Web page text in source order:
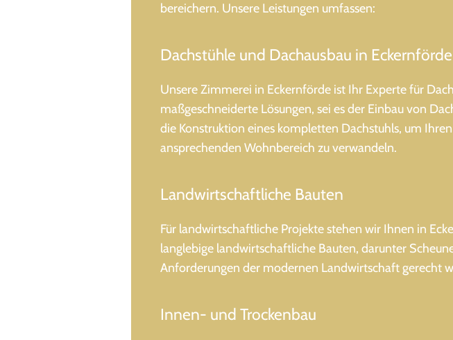
bereichern. Unsere Leistungen umfassen:
Dachstühle und Dachausbau in Eckernförde
Unsere Zimmerei in Eckernförde ist Ihr Experte für
maßgeschneiderte Lösungen, sei es der Einbau von
die Konstruktion eines kompletten Dachstuhls, um
ansprechenden Wohnbereich zu verwandeln.
Landwirtschaftliche Bauten
Für landwirtschaftliche Projekte stehen wir Ihnen in
langlebige landwirtschaftliche Bauten, darunter
Anforderungen der modernen Landwirtschaft gerecht
Innen- und Trockenbau